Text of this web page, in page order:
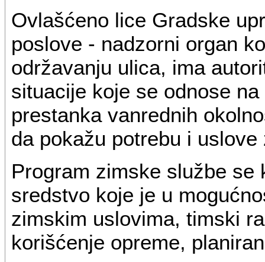
Ovlašćeno lice Gradske
poslove - nadzorni organ
održavanju ulica, ima
situacije koje se odnose
prestanka vanrednih
da pokažu potrebu i
Program zimske službe
sredstvo koje je u
zimskim uslovima, timski
korišćenje opreme,